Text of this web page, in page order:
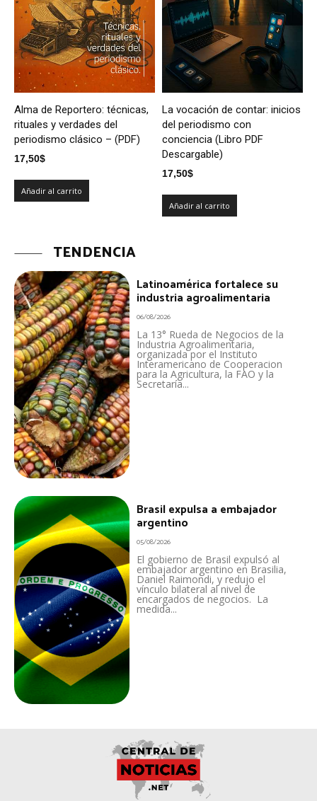
Alma de Reportero: técnicas,
rituales y verdades del
periodismo clásico – (PDF)
17,50$
Añadir al carrito
La vocación de contar: inicios
del periodismo con
conciencia (Libro PDF
Descargable)
17,50$
Añadir al carrito
TENDENCIA
Latinoamérica fortalece su
industria agroalimentaria
06/08/2026
La 13° Rueda de Negocios de la
Industria Agroalimentaria,
organizada por el Instituto
Interamericano de Cooperacion
para la Agricultura, la FAO y la
Secretaría...
Brasil expulsa a embajador
argentino
05/08/2026
El gobierno de Brasil expulsó al
embajador argentino en Brasilia,
Daniel Raimondi, y redujo el
vínculo bilateral al nivel de
encargados de negocios. La
medida...